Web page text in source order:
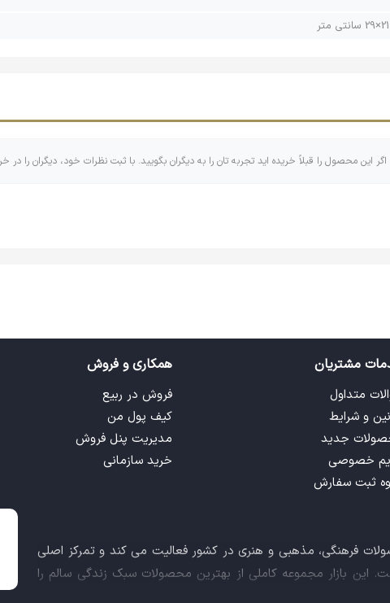
اگر این محصول را قبلاً خریده اید تجربه تان را به دیگران بگویید. با ثبت نظرات خود، دیگران را در
مشتریان
متداول
و شرایط
جدید
خصوصی
ثبت سفارش
همکاری و فروش
فروش در ربیع
کیف پول من
مدیریت پنل فروش
خرید سازمانی
فرهنگی، مذهبی و هنری در کشور فعالیت می کند و تمرکز اصلی
این بازار مجموعه کاملی از بهترین محصولات سبک زندگی سالم را
کالاهای فرهنگی، مذهبی و هنری برآورده نماید.